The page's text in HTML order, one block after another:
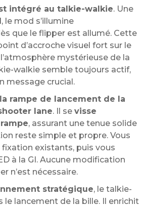
intégré au talkie-walkie. Une
, le mod s’illumine
que le flipper est allumé. Cette
d’accroche visuel fort sur le
mystérieuse de la
walkie semble toujours actif,
message crucial.
rampe de lancement de la
lane. Il se visse
, assurant une tenue solide
reste simple et propre. Vous
existants, puis vous
à la GI. Aucune modification
n’est nécessaire.
stratégique, le talkie-
le lancement de la bille. Il enrichit